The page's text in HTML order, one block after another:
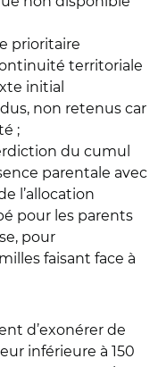
prioritaire
territoriale
initial
non retenus car
;
du cumul
parentale avec
l’allocation
pour les parents
pour
faisant face à
d’exonérer de
inférieure à 150